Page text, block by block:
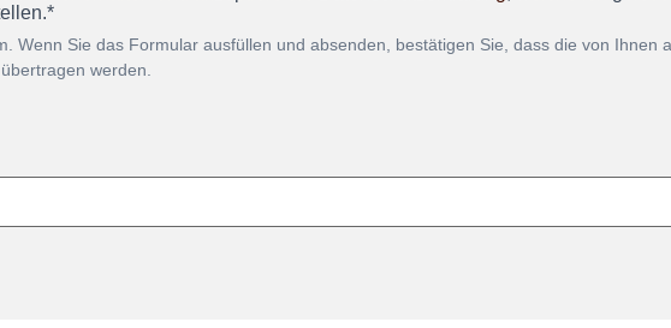
Wenn Sie das Formular ausfüllen und absenden, bestätigen Sie, dass die von Ihnen
übertragen werden.